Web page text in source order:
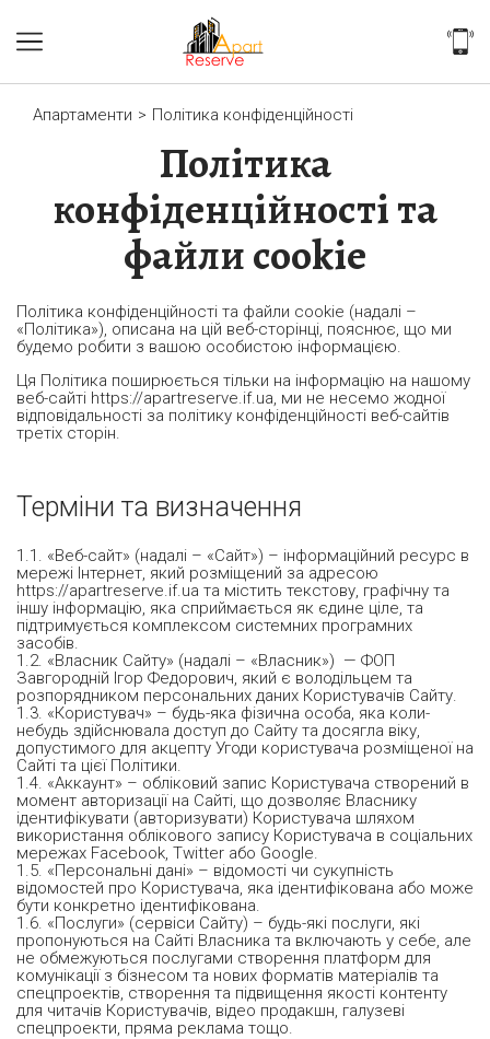
Апартаменти > Політика конфіденційності
Політика
конфіденційності та
файли cookie
Політика конфіденційності та файли cookie (надалі –
«Політика»), описана на цій веб-сторінці, пояснює, що ми
будемо робити з вашою особистою інформацією.
Ця Політика поширюється тільки на інформацію на нашому
веб-сайті https://apartreserve.if.ua, ми не несемо жодної
відповідальності за політику конфіденційності веб-сайтів
третіх сторін.
Терміни та визначення
1.1. «Веб-сайт» (надалі – «Сайт») – інформаційний ресурс в
мережі Інтернет, який розміщений за адресою
https://apartreserve.if.ua та містить текстову, графічну та
іншу інформацію, яка сприймається як єдине ціле, та
підтримується комплексом системних програмних
засобів.
1.2. «Власник Сайту» (надалі – «Власник») — ФОП
Завгородній Ігор Федорович, який є володільцем та
розпорядником персональних даних Користувачів Сайту.
1.3. «Користувач» – будь-яка фізична особа, яка коли-
небудь здійснювала доступ до Сайту та досягла віку,
допустимого для акцепту Угоди користувача розміщеної на
Сайті та цієї Політики.
1.4. «Аккаунт» – обліковий запис Користувача створений в
момент авторизації на Сайті, що дозволяє Власнику
ідентифікувати (авторизувати) Користувача шляхом
використання облікового запису Користувача в соціальних
мережах Facebook, Twitter або Google.
1.5. «Персональні дані» – відомості чи сукупність
відомостей про Користувача, яка ідентифікована або може
бути конкретно ідентифікована.
1.6. «Послуги» (сервіси Сайту) – будь-які послуги, які
пропонуються на Сайті Власника та включають у себе, але
не обмежуються послугами створення платформ для
комунікації з бізнесом та нових форматів матеріалів та
спецпроектів, створення та підвищення якості контенту
для читачів Користувачів, відео продакшн, галузеві
спецпроекти, пряма реклама тощо.